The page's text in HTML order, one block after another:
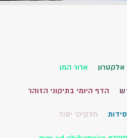
אלקטרון ארור המן
הדף היומי בתיקוני הזוהר
חלקיקי יסוד